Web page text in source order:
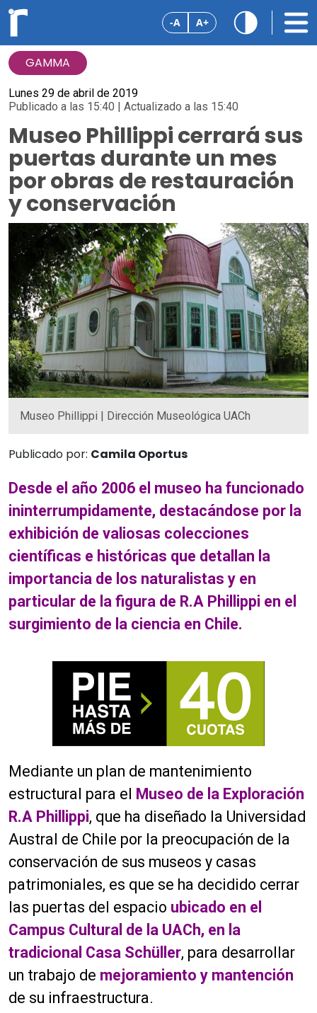
-A A+
GAMMA
Lunes 29 de abril de 2019
Publicado a las 15:40 | Actualizado a las 15:40
Museo Phillippi cerrará sus
puertas durante un mes
por obras de restauración
y conservación
Museo Phillippi | Dirección Museológica UACh
Publicado por: Camila Oportus
Desde el año 2006 el museo ha funcionado
ininterrumpidamente, destacándose por la
exhibición de valiosas colecciones
científicas e históricas que detallan la
importancia de los naturalistas y en
particular de la figura de R.A Phillippi en el
surgimiento de la ciencia en Chile.
Mediante un plan de mantenimiento
estructural para el
Museo de la Exploración
R.A Phillippi, que ha diseñado la Universidad
Austral de Chile por la preocupación de la
conservación de sus museos y casas
patrimoniales, es que se ha decidido cerrar
las puertas del espacio ubicado en el
Campus Cultural de la UACh, en la
tradicional Casa Schüller, para desarrollar
un trabajo de mejoramiento y mantención
de su infraestructura.